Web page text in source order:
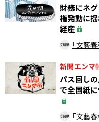
財務にネ
権発動に
経産
「文藝
新聞エンマ
パス回し
で全国紙
「文藝